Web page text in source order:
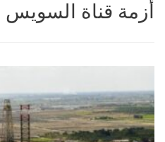
أزمة قناة السويس